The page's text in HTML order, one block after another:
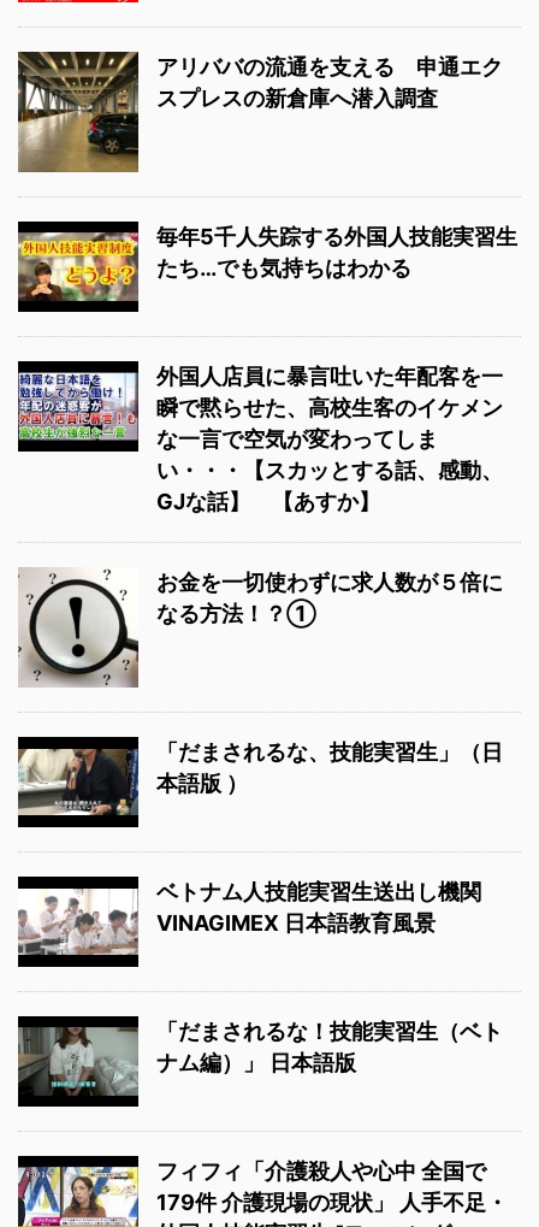
アリババの流通を支える 申通エク
スプレスの新倉庫へ潜入調査
毎年5千人失踪する外国人技能実習生
たち…でも気持ちはわかる
外国人店員に暴言吐いた年配客を一
瞬で黙らせた、高校生客のイケメン
な一言で空気が変わってしま
い・・・【スカッとする話、感動、
GJな話】 【あすか】
お金を一切使わずに求人数が５倍に
なる方法！？①
「だまされるな、技能実習生」（日
本語版 ）
ベトナム人技能実習生送出し機関
VINAGIMEX 日本語教育風景
「だまされるな！技能実習生（ベト
ナム編）」 日本語版
フィフィ「介護殺人や心中 全国で
179件 介護現場の現状」 人手不足・